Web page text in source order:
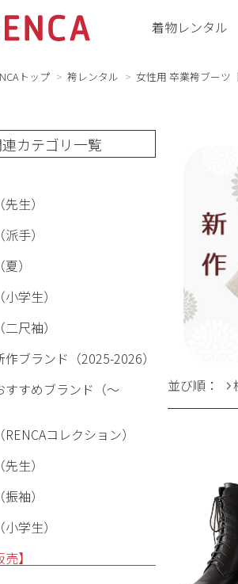
着物レンタル
トップ 袴レンタル 女性用 卒業袴ブーツ
カテゴリ一覧
生）
手）
）
学生）
尺袖）
ブランド（2025-2026）
すめブランド（〜
コレクション）
生）
袖）
学生）
】
並び順：